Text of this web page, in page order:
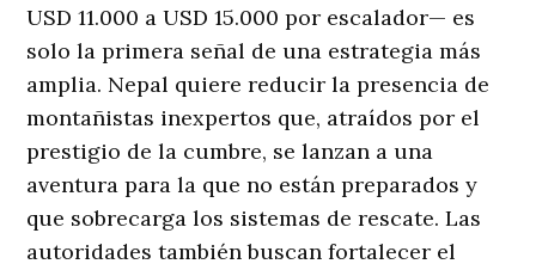
USD 11.000 a USD 15.000 por escalador— es
solo la primera señal de una estrategia más
amplia. Nepal quiere reducir la presencia de
montañistas inexpertos que, atraídos por el
prestigio de la cumbre, se lanzan a una
aventura para la que no están preparados y
que sobrecarga los sistemas de rescate. Las
autoridades también buscan fortalecer el